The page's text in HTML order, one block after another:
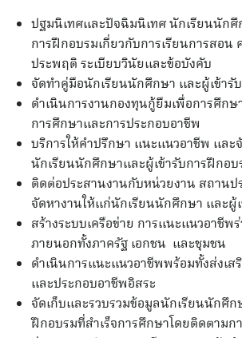
ปฐมนิเทศและปัจฉิมนิเทศ นักเรียนนักศึ
การฝึกอบรมเกี่ยวกับการเรียนการสอน
ประพฤติ ระเบียบวินัยและข้อบังคับ
จัดทำคู่มือนักเรียนนักศึกษา และผู้เข้ารั
ดำเนินการงานกองทุนกู้ยืมเพื่อการศึก
การศึกษาและการประกอบอาชีพ
บริการให้คำปรึกษา แนะแนวอาชีพ และ
นักเรียนนักศึกษาและผู้เข้ารับการฝึกอบ
ติดต่อประสานงานกับหน่วยงาน สถานป
จัดหางานให้แก่นักเรียนนักศึกษา และผู้
สร้างระบบเครือข่าย การแนะแนวอาชีพ
ภายนอกทั้งภาครัฐ เอกชน และชุมชน
ดำเนินการแนะแนวอาชีพพร้อมทั้งส่งเ
และประกอบอาชีพอิสระ
จัดเก็บและรวบรวมข้อมูลนักเรียนนักศึก
ฝึกอบรมที่สำเร็จการศึกษาโดยติดตามก